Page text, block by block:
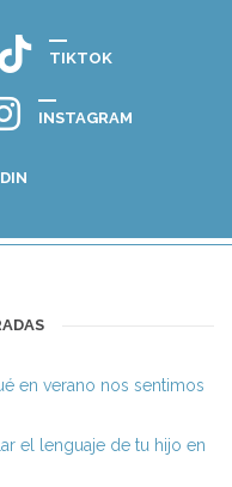
TIKTOK
INSTAGRAM
en verano nos sentimos
el lenguaje de tu hijo en